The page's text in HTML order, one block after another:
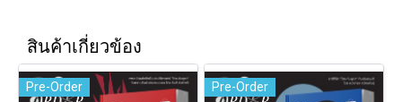
สินค้าเกี่ยวข้อง
Pre-Order Pre-Order